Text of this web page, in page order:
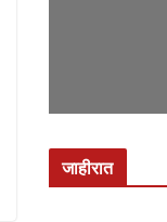
जाहीरात